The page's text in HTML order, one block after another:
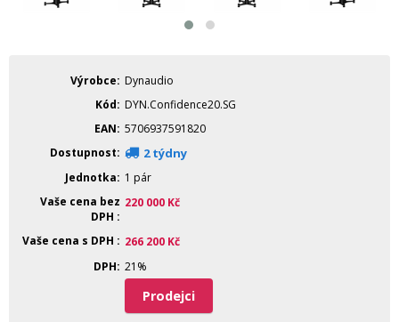
Výrobce
Dynaudio
Kód
DYN.Confidence20.SG
EAN 5706937591820
Dostupnost
2 týdny
Jednotka
1 pár
Vaše cena bez
DPH
220 000 Kč
Vaše cena s DPH 266 200 Kč
DPH 21%
Prodejci